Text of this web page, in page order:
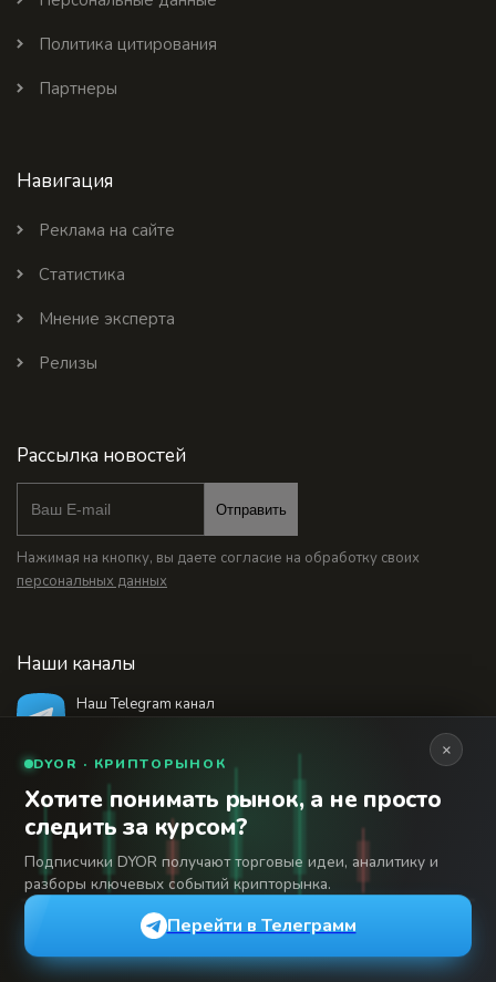
Политика цитирования
Партнеры
Навигация
Реклама на сайте
Статистика
Мнение эксперта
Релизы
Рассылка новостей
Отправить
Нажимая на кнопку, вы даете согласие на обработку своих
персональных данных
Наши каналы
Наш Telegram канал
18+
© 2026 Финансовый интернет-портал «Банки
Сегодня». Используя сайт BanksToday.net вы
соглашаетесь с
Сетевое издание «Банки Сегодня» зарегистрировано
Федеральной службой по надзору в сфере связи,
информационных технологий и массовых коммуникаций,
регистрационный номер: серия Эл № 04-216902
×
DYOR · КРИПТОРЫНОК
Хотите понимать рынок, а не просто
следить за курсом?
Подписчики DYOR получают торговые идеи, аналитику и
разборы ключевых событий крипторынка.
Перейти в Телеграмм